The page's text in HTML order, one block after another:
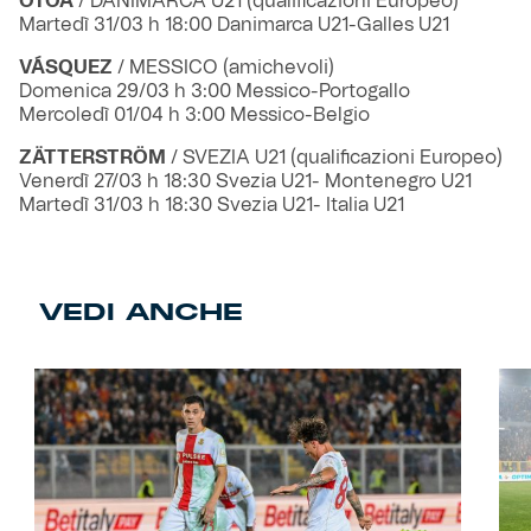
Martedì 31/03 h 18:00 Danimarca U21-Galles U21
VÁSQUEZ / MESSICO (amichevoli)
Domenica 29/03 h 3:00 Messico-Portogallo
Mercoledì 01/04 h 3:00 Messico-Belgio
ZÄTTERSTRÖM / SVEZIA U21 (qualificazioni Europeo)
Venerdì 27/03 h 18:30 Svezia U21- Montenegro U21
Martedì 31/03 h 18:30 Svezia U21- Italia U21
VEDI ANCHE